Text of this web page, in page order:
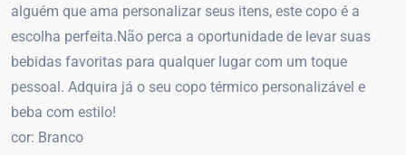
alguém que ama personalizar seus itens, este copo é a
escolha perfeita.Não perca a oportunidade de levar suas
bebidas favoritas para qualquer lugar com um toque
pessoal. Adquira já o seu copo térmico personalizável e
beba com estilo!
cor: Branco